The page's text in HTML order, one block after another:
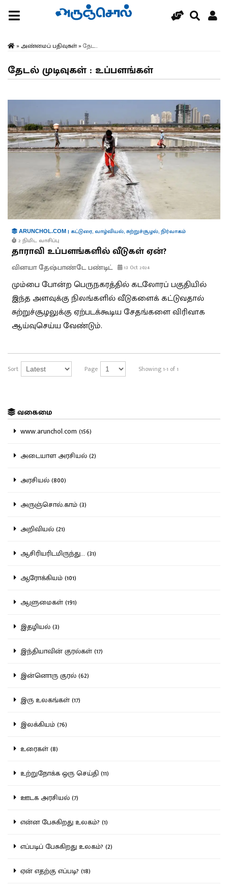
» அண்மைப் பதிவுகள்» தேட...
தேடல் முடிவுகள் : உப்பளங்கள்
ARUNCHOL.COM | கட்டுரை, வாழ்வியல்,சுற்றுச்சூழல்,நிர்வாகம்
2 நிமிட வாசிப்பு
தாராவி உப்பளங்களில் வீடுகள் ஏன்?
வினயா தேஷ்பாண்டே பண்டிட் 13 Oct 2024
மும்பை போன்ற பெருநகரத்தில் கடலோரப் பகுதியில்
இந்த அளவுக்கு நிலங்களில் வீடுகளைக் கட்டுவதால்
சுற்றுச்சூழலுக்கு ஏற்படக்கூடிய சேதங்களை விரிவாக
ஆய்வுசெய்ய வேண்டும்.
Sort Page Showing 1-1 of 1
வகைமை
www.arunchol.com (156)
அடையாள அரசியல் (2)
அரசியல் (800)
அருஞ்சொல்.காம் (3)
அறிவியல் (21)
ஆசிரியரிடமிருந்து... (31)
ஆரோக்கியம் (101)
ஆளுமைகள் (191)
இதழியல் (3)
இந்தியாவின் குரல்கள் (17)
இன்னொரு குரல் (62)
இரு உலகங்கள் (17)
இலக்கியம் (76)
உரைகள் (8)
உற்றுநோக்க ஒரு செய்தி (11)
ஊடக அரசியல் (7)
என்ன பேசுகிறது உலகம்? (1)
எப்படிப் பேசுகிறது உலகம்? (2)
ஏன் எதற்கு எப்படி? (18)